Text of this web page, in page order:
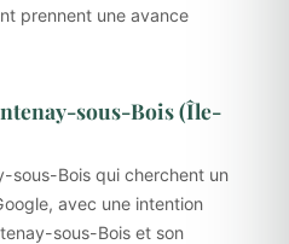
prennent une avance
sous-Bois (Île-
sous-Bois qui cherchent un
avec une intention
sous-Bois et son